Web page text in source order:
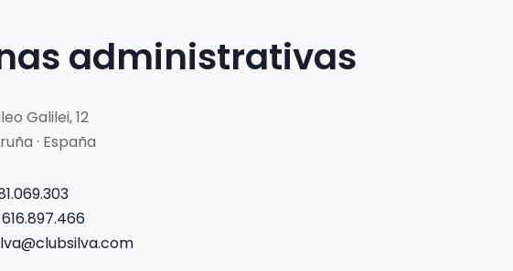
administrativas
Galilei, 12
· España
616.897.466